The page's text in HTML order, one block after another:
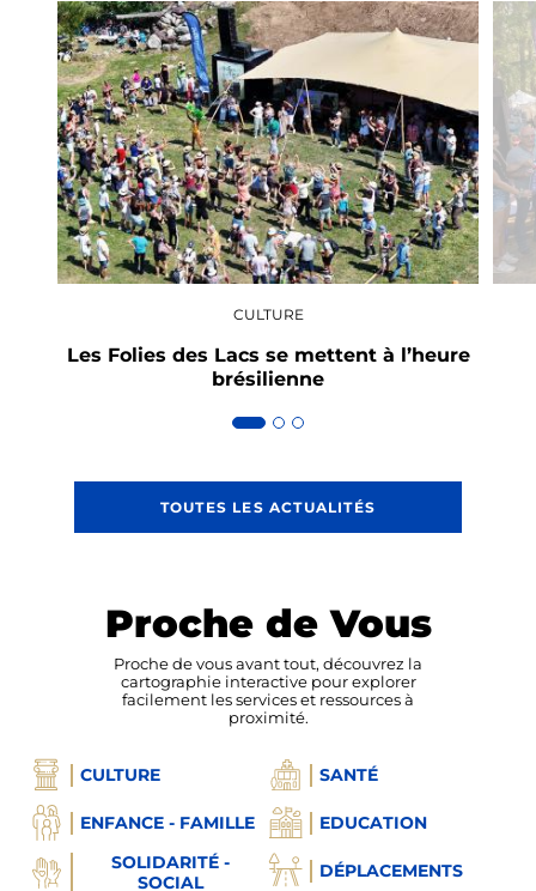
CULTURE
Les Folies des Lacs se mettent à l’heure
brésilienne
TOUTES LES ACTUALITÉS
Proche de Vous
Proche de vous avant tout, découvrez la
cartographie interactive pour explorer
facilement les services et ressources à
proximité.
CULTURE SANTÉ
ENFANCE - FAMILLE
EDUCATION
SOLIDARITÉ -
SOCIAL
DÉPLACEMENTS